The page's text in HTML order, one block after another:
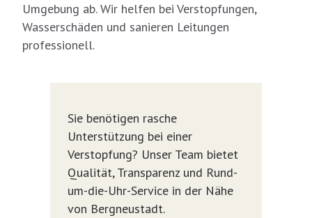
Umgebung ab. Wir helfen bei Verstopfungen,
Wasserschäden und sanieren Leitungen
professionell.
Sie benötigen rasche
Unterstützung bei einer
Verstopfung? Unser Team bietet
Qualität, Transparenz und Rund-
um-die-Uhr-Service in der Nähe
von Bergneustadt.